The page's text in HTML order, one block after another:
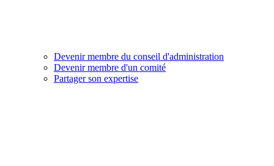
Devenir membre du conseil d'administration
Devenir membre d'un comité
Partager son expertise